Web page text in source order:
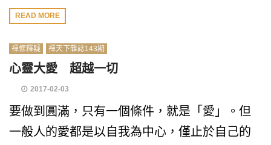
READ MORE
禪修釋疑 禪天下雜誌143期
心靈大愛 超越一切
2017-02-03
要做到圓滿，只有一個條件，就是「愛」。但
一般人的愛都是以自我為中心，僅止於自己的